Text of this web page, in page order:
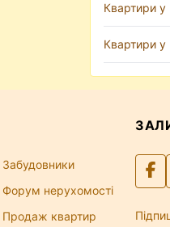
Квартири у
Квартири у
Забудовники
Форум нерухомості
Продаж квартир